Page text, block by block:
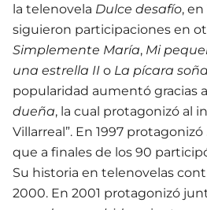
la telenovela Dulce desafío, en
siguieron participaciones en
Simplemente María, Mi
una estrella II o La pícara
popularidad aumentó gracias
dueña, la cual protagonizó al
Villarreal”. En 1997 protagonizó
que a finales de los 90
Su historia en telenovelas
2000. En 2001 protagonizó